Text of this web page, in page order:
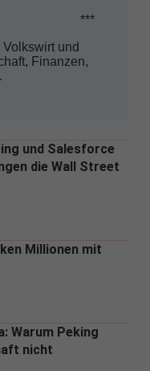
und
Finanzen,
und Salesforce
die Wall Street
Millionen mit
Warum Peking
nicht